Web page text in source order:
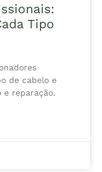
Tipo
de cabelo e
reparação.